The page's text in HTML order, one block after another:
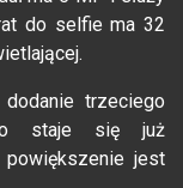
do selfie ma 32
trzeciego
staje się już
powiększenie jest